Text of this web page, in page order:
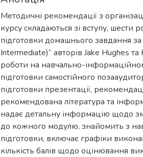
Методичні рекомендації з
курсу складаються зі вступу, шести
підготовки домашнього завдання
Intermediate)” авторів Jake Hughes
роботи на навчально-
підготовки самостійного
підготовки презентації,
рекомендована література та
надає детальну інформацію щодо
до кожного модулю, знайомить з
підготовки, включає графіки
кількість балів щодо оцінювання